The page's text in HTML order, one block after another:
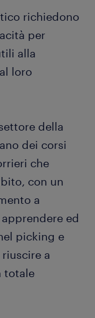
professionista
di telefonate
è necessario
e
e
clienti sui
richiedono
per
alla
loro
della
dei corsi
che
con un
a
ed
picking e
a
totale